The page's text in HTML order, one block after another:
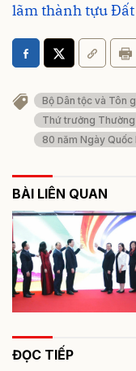
lãm thành tựu
Bộ Dân tộc và Tôn
Thứ trưởng
80 năm Ngày Quốc
BÀI LIÊN QUAN
ĐỌC TIẾP